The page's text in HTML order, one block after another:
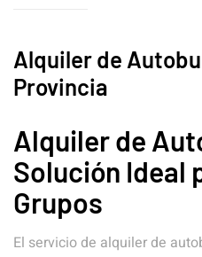
Alquiler de
Provincia
Alquiler de
Solución Ideal
Grupos
El servicio de alquiler de